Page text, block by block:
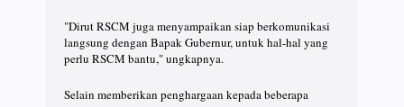
"Dirut RSCM juga menyampaikan siap berkomunikasi
langsung dengan Bapak Gubernur, untuk hal-hal yang
perlu RSCM bantu," ungkapnya.
Selain memberikan penghargaan kepada beberapa